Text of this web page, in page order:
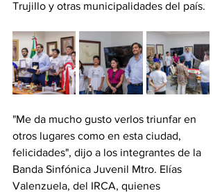
Trujillo y otras municipalidades del país.
"Me da mucho gusto verlos triunfar en
otros lugares como en esta ciudad,
felicidades", dijo a los integrantes de la
Banda Sinfónica Juvenil Mtro. Elías
Valenzuela, del IRCA, quienes